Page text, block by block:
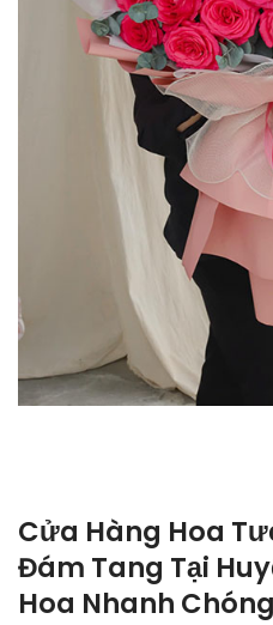
Cửa Hàng Hoa
Đám Tang Tại
Hoa Nhanh